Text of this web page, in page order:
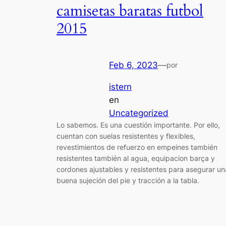
camisetas baratas futbol
2015
Feb 6, 2023—por
istern
en
Uncategorized
Lo sabemos. Es una cuestión importante. Por ello,
cuentan con suelas resistentes y flexibles,
revestimientos de refuerzo en empeines también
resistentes también al agua, equipacion barça y
cordones ajustables y resistentes para asegurar
buena sujeción del pie y tracción a la tabla.